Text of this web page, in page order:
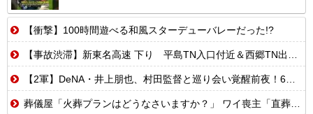
【衝撃】100時間遊べる和風スターデューバレーだった!?
【事故渋滞】新東名高速 下り 平島TN入口付近＆西郷TN出口付近＆掛川PA付近3ヵ所で衝突事故💥 追越車線規制 島田金谷IC〜森掛川IC 渋滞距離 8.0km 通過時間 55 分
【2軍】DeNA・井上朋也、村田監督と巡り会い覚醒前夜！6月.288、7月.333、8月.400、どこで呼ばれるのか？
葬儀屋「火葬プランはどうなさいますか？」 ワイ喪主「直葬で」葬儀屋「直葬ですか…！？」⇒！！！